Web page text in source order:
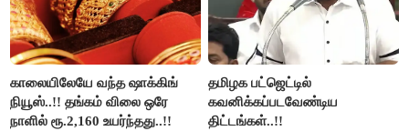
காலையிலேயே வந்த ஷாக்கிங்
நியூஸ்..!! தங்கம் விலை ஒரே
நாளில் ரூ.2,160 உயர்ந்தது..!!
தமிழக பட்ஜெட்டில்
கவனிக்கப்படவேண்டிய
திட்டங்கள்..!!